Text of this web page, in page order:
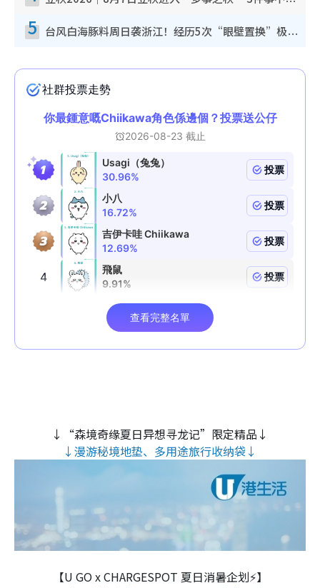
5 台风白海豚料周日袭浙江！经历5次“眼壁置换”极罕见 成登陆内地最长途台风
↓“森境奇缘夏日异想寻龙记”限定精品↓
↓漫游秘境地垫、多用途旅行收纳袋↓
【U GO x CHARGESPOT 夏日消暑企划⚡】